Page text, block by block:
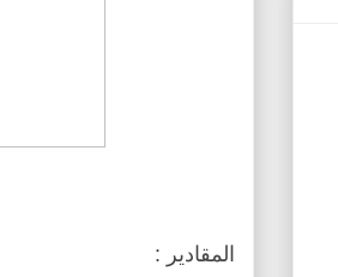
المقادير :